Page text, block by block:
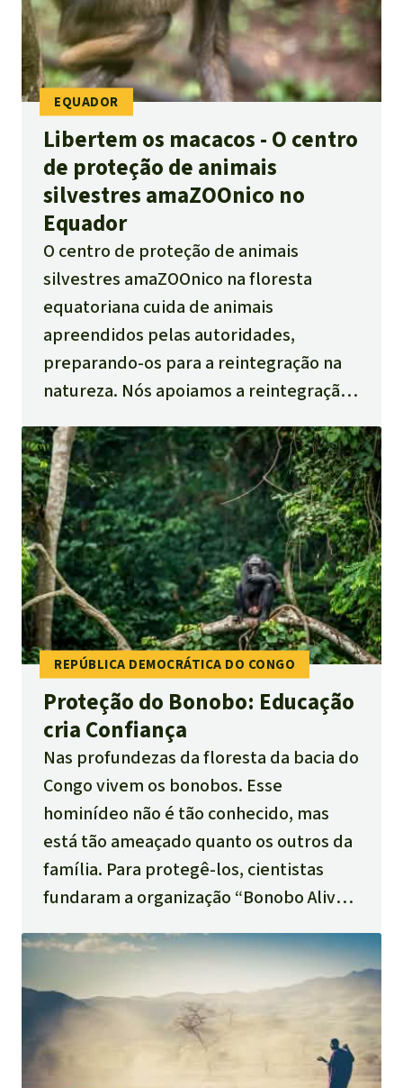
Libertem os macacos - O centro
de proteção de animais
silvestres amaZOOnico no
Equador
O centro de proteção de animais
silvestres amaZOOnico na floresta
equatoriana cuida de animais
apreendidos pelas autoridades,
preparando-os para a reintegração na
natureza. Nós apoiamos a reintegração
aranha e dos jabuti-tingas, bem como o
enriquecimento da mata protegida de
1750 hectares “Selva Viva” com árvores
frutíferas.
Proteção do Bonobo: Educação
cria Confiança
Nas profundezas da floresta da bacia do
Congo vivem os bonobos. Esse
hominídeo não é tão conhecido, mas
está tão ameaçado quanto os outros da
família. Para protegê-los, cientistas
fundaram a organização “Bonobo Alive”,
crianças em idade escolar em três
aldeias às margens do Parque Nacional
do Salonga. Assim, elas também podem
ganhar com a proteção do bonobo.